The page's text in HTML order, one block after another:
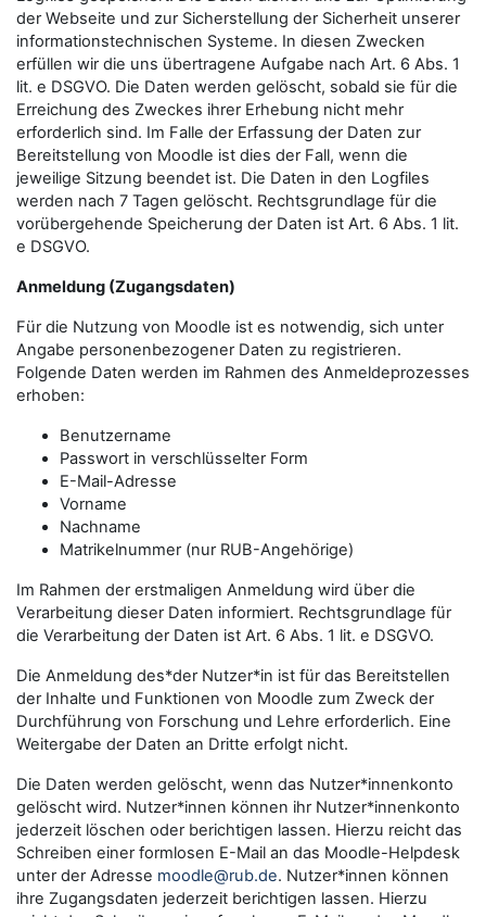
der Webseite und zur Sicherstellung der Sicherheit unserer
informationstechnischen Systeme. In diesen Zwecken
erfüllen wir die uns übertragene Aufgabe nach Art. 6 Abs. 1
lit. e DSGVO. Die Daten werden gelöscht, sobald sie für die
Erreichung des Zweckes ihrer Erhebung nicht mehr
erforderlich sind. Im Falle der Erfassung der Daten zur
Bereitstellung von Moodle ist dies der Fall, wenn die
jeweilige Sitzung beendet ist. Die Daten in den Logfiles
werden nach 7 Tagen gelöscht. Rechtsgrundlage für die
vorübergehende Speicherung der Daten ist Art. 6 Abs. 1 lit.
e DSGVO.
Anmeldung (Zugangsdaten)
Für die Nutzung von Moodle ist es notwendig, sich unter
Angabe personenbezogener Daten zu registrieren.
Folgende Daten werden im Rahmen des Anmeldeprozesses
erhoben:
Benutzername
Passwort in verschlüsselter Form
E-Mail-Adresse
Vorname
Nachname
Matrikelnummer (nur RUB-Angehörige)
Im Rahmen der erstmaligen Anmeldung wird über die
Verarbeitung dieser Daten informiert. Rechtsgrundlage für
die Verarbeitung der Daten ist Art. 6 Abs. 1 lit. e DSGVO.
Die Anmeldung des*der Nutzer*in ist für das Bereitstellen
der Inhalte und Funktionen von Moodle zum Zweck der
Durchführung von Forschung und Lehre erforderlich. Eine
Weitergabe der Daten an Dritte erfolgt nicht.
Die Daten werden gelöscht, wenn das Nutzer*innenkonto
gelöscht wird. Nutzer*innen können ihr Nutzer*innenkonto
jederzeit löschen oder berichtigen lassen. Hierzu reicht das
Schreiben einer formlosen E-Mail an das Moodle-Helpdesk
unter der Adresse moodle@rub.de. Nutzer*innen können
ihre Zugangsdaten jederzeit berichtigen lassen. Hierzu